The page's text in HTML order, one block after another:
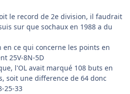
le record de 2e division, il faudrait
sur que sochaux en 1988 a du
en ce qui concerne les points en
25V-8N-5D
l'OL avait marqué 108 buts en
soit une difference de 64 donc
25-33